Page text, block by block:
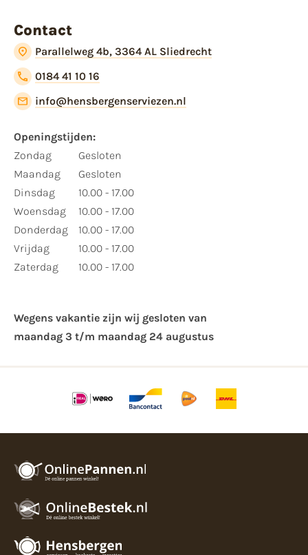
Contact
Parallelweg 4b, 3364 AL Sliedrecht
0184 41 10 16
info@hensbergenserviezen.nl
Openingstijden:
Zondag
Maandag
Dinsdag
Woensdag
Donderdag
Vrijdag
Zaterdag
Gesloten
Gesloten
10.00 - 17.00
10.00 - 17.00
10.00 - 17.00
10.00 - 17.00
10.00 - 17.00
Wegens vakantie zijn wij gesloten van ​
maandag 3 t/m maandag 24 augustus